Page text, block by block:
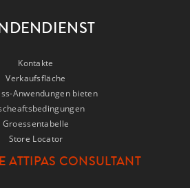
Kontakte
Verkaufsfläche
Anwendungen bieten
Groessentabelle
Store Locator
ATTIPAS CONSULTANT